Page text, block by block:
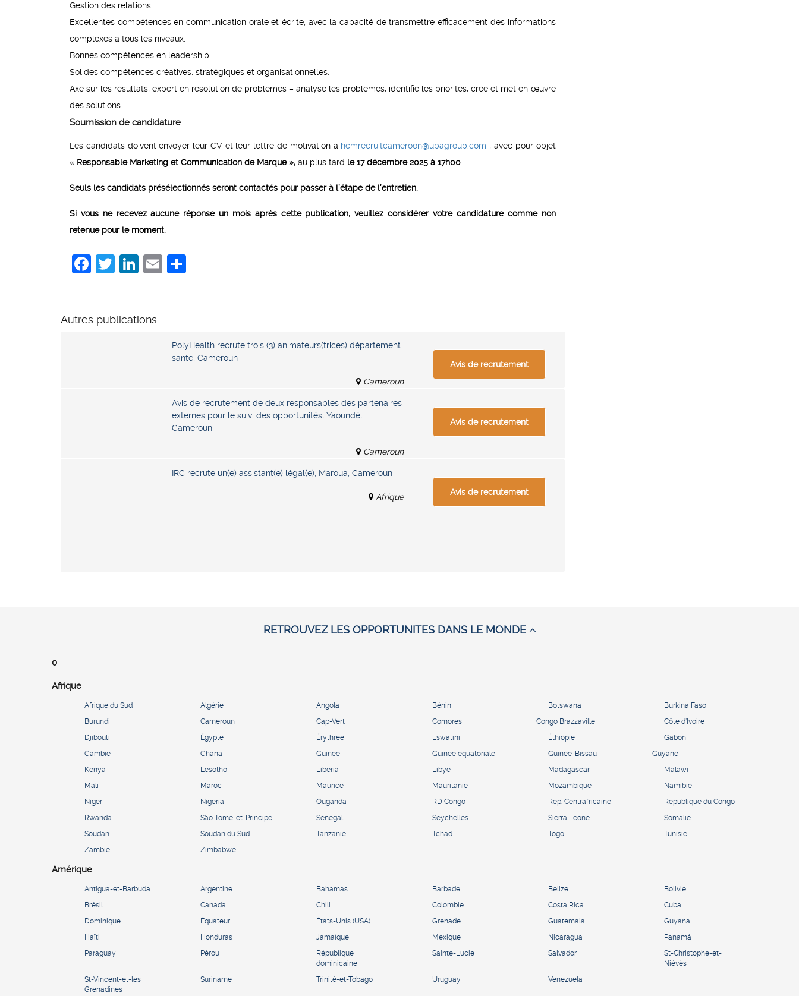
Gestion des relations
Excellentes compétences en communication orale et écrite, avec la capacité de transmettre efficacement des informations
complexes à tous les niveaux.
Bonnes compétences en leadership
Solides compétences créatives, stratégiques et organisationnelles.
Axé sur les résultats, expert en résolution de problèmes – analyse les problèmes, identifie les priorités, crée et met en œuvre
des solutions
Soumission de candidature
Les candidats doivent envoyer leur CV et leur lettre de motivation à hcmrecruitcameroon@ubagroup.com , avec pour objet
« Responsable Marketing et Communication de Marque », au plus tard le 17 décembre 2025 à 17h00 .
Seuls les candidats présélectionnés seront contactés pour passer à l’étape de l’entretien.
Si vous ne recevez aucune réponse un mois après cette publication, veuillez considérer votre candidature comme non
retenue pour le moment.
Facebook
Twitter
LinkedIn
Email
Autres publications
PolyHealth recrute trois (3) animateurs(trices) département
santé, Cameroun
Cameroun
Avis de recrutement
Avis de recrutement de deux responsables des partenaires
externes pour le suivi des opportunités, Yaoundé,
Cameroun
Cameroun
Avis de recrutement
IRC recrute un(e) assistant(e) légal(e), Maroua, Cameroun
Afrique
Avis de recrutement
RETROUVEZ LES OPPORTUNITES DANS LE MONDE
0
Afrique
Afrique du Sud Algérie Angola Bénin Botswana
Burkina Faso
Burundi
Cameroun Cap-Vert Comores Congo Brazzaville
Côte d’Ivoire
Djibouti
Égypte Érythrée Eswatini Éthiopie
Gabon
Gambie
Ghana Guinée Guinée équatoriale Guinée-Bissau
Guyane
Kenya
Lesotho Liberia Libye Madagascar
Malawi
Mali
Maroc Maurice Mauritanie Mozambique
Namibie
Niger
Nigeria Ouganda RD Congo Rép. Centrafricaine
République du Congo
Rwanda
São Tomé-et-Principe Sénégal Seychelles Sierra Leone
Somalie
Soudan
Soudan du Sud Tanzanie Tchad Togo
Tunisie
Zambie
Zimbabwe
Amérique
Antigua-et-Barbuda Argentine Bahamas Barbade Belize
Bolivie
Brésil
Canada Chili Colombie Costa Rica
Cuba
Dominique
Équateur États-Unis (USA) Grenade Guatemala
Guyana
Haïti
Honduras Jamaïque Mexique Nicaragua
Panamá
Paraguay
Pérou
République
dominicaine
Sainte-Lucie Salvador
St-Christophe-et-
Niévès
St-Vincent-et-les
Grenadines
Suriname Trinité-et-Tobago Uruguay Venezuela